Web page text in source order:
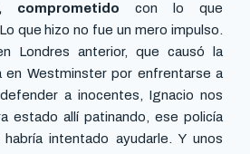
comprometido con lo que
que hizo no fue un mero impulso.
Londres anterior, que causó la
en Westminster por enfrentarse a
a inocentes, Ignacio nos
estado allí patinando, ese policía
intentado ayudarle. Y unos